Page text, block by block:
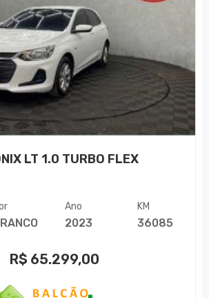
LT 1.0 TURBO FLEX
Ano
2023
KM
36085
R$ 65.299,00